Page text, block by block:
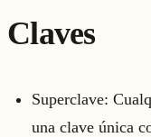
Claves
Superclave:
una clave única